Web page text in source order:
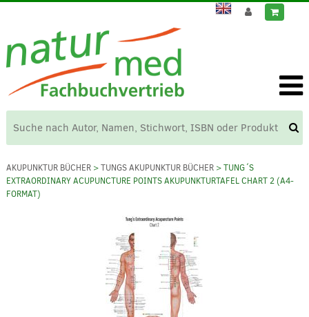
AKUPUNKTUR BÜCHER>TUNGS AKUPUNKTUR BÜCHER> TUNG´S
EXTRAORDINARY ACUPUNCTURE POINTS AKUPUNKTURTAFEL CHART 2 (A4-
FORMAT)